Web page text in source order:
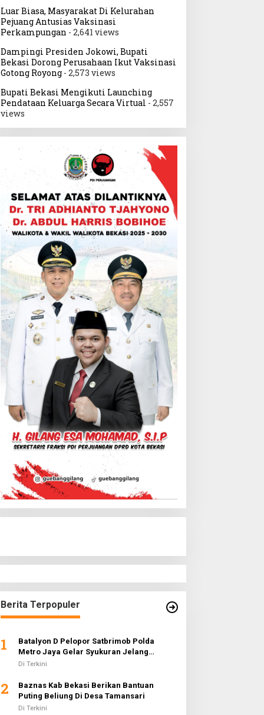
Luar Biasa, Masyarakat Di Kelurahan
Pejuang Antusias Vaksinasi
Perkampungan - 2,641 views
Dampingi Presiden Jokowi, Bupati
Bekasi Dorong Perusahaan Ikut Vaksinasi
Gotong Royong- 2,573 views
Bupati Bekasi Mengikuti Launching
Pendataan Keluarga Secara Virtual - 2,557
views
Berita Terpopuler
1
Batalyon D Pelopor Satbrimob Polda
Metro Jaya Gelar Syukuran Jelang
Ramadhan 1442 H
Di Terkini
2
Baznas Kab Bekasi Berikan Bantuan
Puting Beliung Di Desa Tamansari
Di Terkini